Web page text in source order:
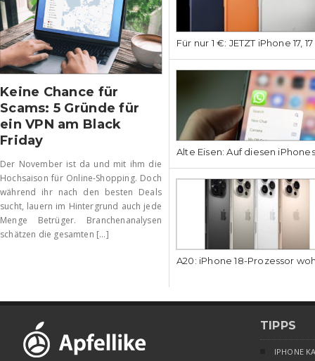
Keine Chance für
Scams: 5 Gründe für
ein VPN am Black
Friday
Der November ist da und mit ihm die
Hochsaison für Online-Shopping. Doch
während ihr nach den besten Deals
sucht, lauern im Hintergrund auch jede
Menge Betrüger. Branchenanalysen
schätzen die gesamten [...]
Für nur 1 €: JETZT iPhone 17,
Alte Eisen: Auf diesen
A20: iPhone 18-Prozessor
TIPPS
IPHONE